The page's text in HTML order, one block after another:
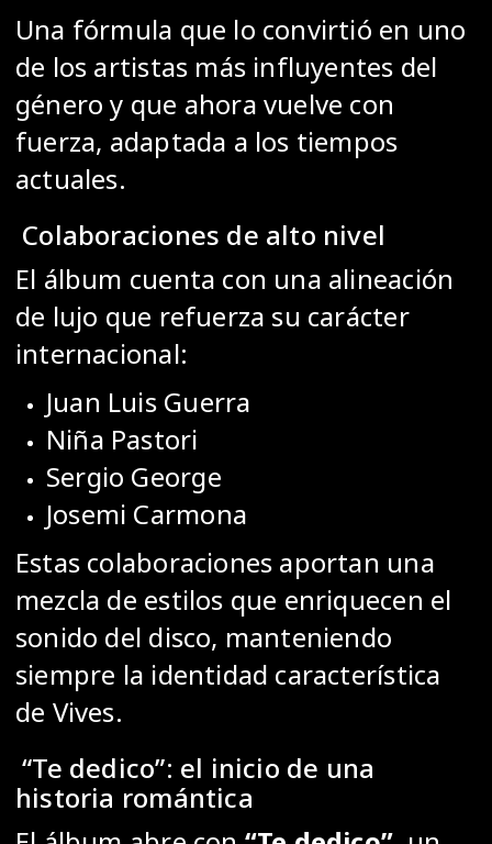
Una fórmula que lo convirtió en uno
de los artistas más influyentes del
género y que ahora vuelve con
fuerza, adaptada a los tiempos
actuales.
Colaboraciones de alto nivel
El álbum cuenta con una alineación
de lujo que refuerza su carácter
internacional:
Juan Luis Guerra
Niña Pastori
Sergio George
Josemi Carmona
Estas colaboraciones aportan una
mezcla de estilos que enriquecen el
sonido del disco, manteniendo
siempre la identidad característica
de Vives.
“Te dedico”: el inicio de una
historia romántica